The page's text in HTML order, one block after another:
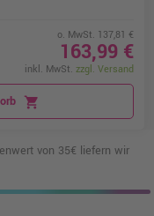
o. MwSt. 137,81 €
163,99 €
inkl. MwSt. zzgl. Versand
shopping_cart
von 35€ liefern wir